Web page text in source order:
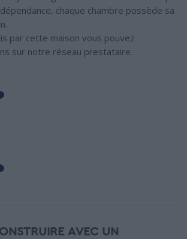
chaque chambre possède sa
par cette maison vous pouvez
sur notre réseau prestataire.
AVEC UN